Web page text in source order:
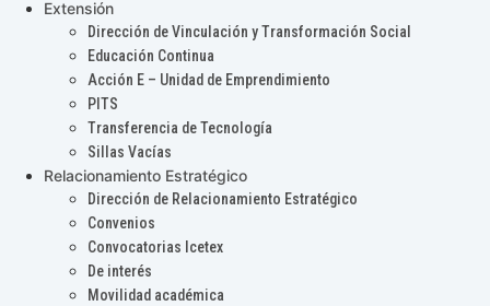
Extensión
Dirección de Vinculación y Transformación Social
Educación Continua
Acción E – Unidad de Emprendimiento
PITS
Transferencia de Tecnología
Sillas Vacías
Relacionamiento Estratégico
Dirección de Relacionamiento Estratégico
Convenios
Convocatorias Icetex
De interés
Movilidad académica